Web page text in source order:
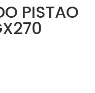
PISTAO